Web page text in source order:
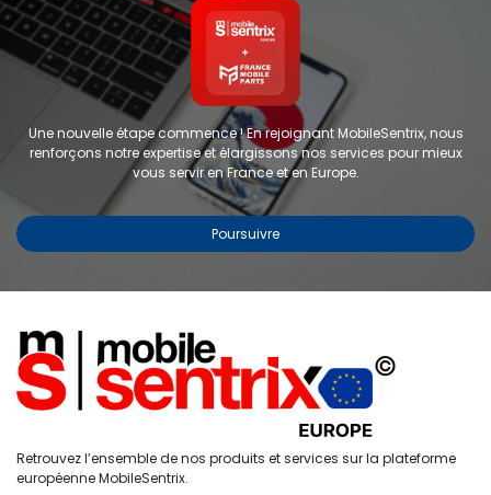
Étiquettes
Accueil Recherche
0
Compte
Une nouvelle étape commence ! En rejoignant MobileSentrix, nous
renforçons notre expertise et élargissons nos services pour mieux
vous servir en France et en Europe.
Poursuivre
Retrouvez l’ensemble de nos produits et services sur la plateforme
européenne MobileSentrix.
Copyright © 2024 FMP-France. Tous droits réservés